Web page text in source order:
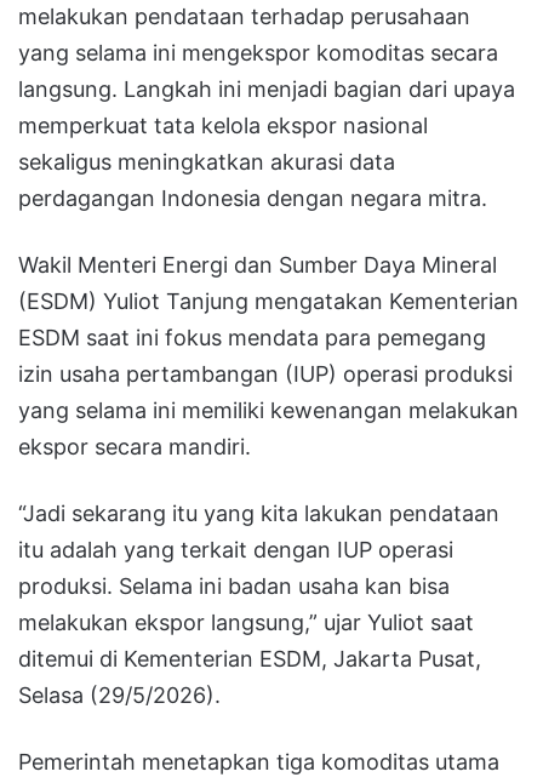
melakukan pendataan terhadap perusahaan
yang selama ini mengekspor komoditas secara
langsung. Langkah ini menjadi bagian dari upaya
memperkuat tata kelola ekspor nasional
sekaligus meningkatkan akurasi data
perdagangan Indonesia dengan negara mitra.
Wakil Menteri Energi dan Sumber Daya Mineral
(ESDM) Yuliot Tanjung mengatakan Kementerian
ESDM saat ini fokus mendata para pemegang
izin usaha pertambangan (IUP) operasi produksi
yang selama ini memiliki kewenangan melakukan
ekspor secara mandiri.
“Jadi sekarang itu yang kita lakukan pendataan
itu adalah yang terkait dengan IUP operasi
produksi. Selama ini badan usaha kan bisa
melakukan ekspor langsung,” ujar Yuliot saat
ditemui di Kementerian ESDM, Jakarta Pusat,
Selasa (29/5/2026).
Pemerintah menetapkan tiga komoditas utama